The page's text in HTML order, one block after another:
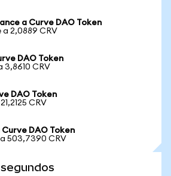
a Curve DAO Token
a 2,0889 CRV
DAO Token
3,8610 CRV
DAO Token
CRV
Curve DAO Token
503,7390 CRV